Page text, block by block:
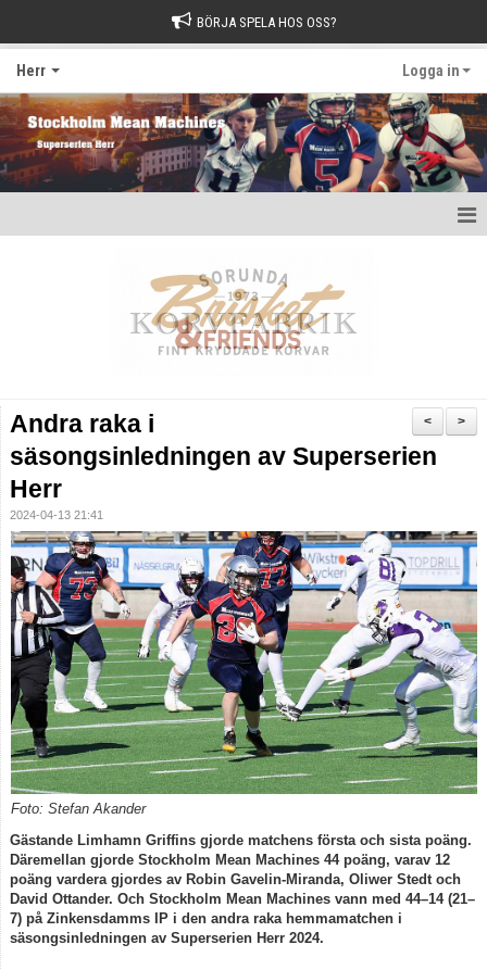
BÖRJA SPELA HOS OSS?
Herr Logga in
>
<
Andra raka i
säsongsinledningen av Superserien
Herr
2024-04-13 21:41
Foto: Stefan Akander
Gästande Limhamn Griffins gjorde matchens första och sista poäng.
Däremellan gjorde Stockholm Mean Machines 44 poäng, varav 12
poäng vardera gjordes av Robin Gavelin-Miranda, Oliwer Stedt och
David Ottander. Och Stockholm Mean Machines vann med 44–14 (21–
7) på Zinkensdamms IP i den andra raka hemmamatchen i
säsongsinledningen av Superserien Herr 2024.